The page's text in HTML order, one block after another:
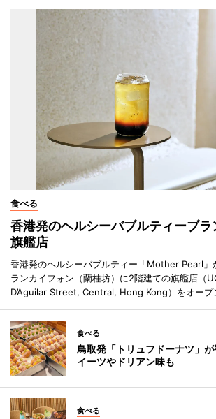
食べる
香港発のヘルシーバブルティーブラ
旗艦店
香港発のヘルシーバブルティー「Mother Pearl」
ランカイフォン（蘭桂坊）に2階建ての旗艦店（
D’Aguilar Street, Central, Hong Kong）をオープ
食べる
鳥取発「トリュフドーナツ」
イーツやドリアン味も
食べる